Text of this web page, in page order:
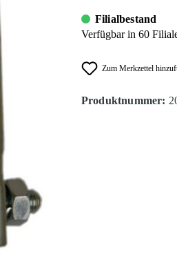
Filialbestand
Verfügbar in 60
Zum Merkzettel
Produktnummer: